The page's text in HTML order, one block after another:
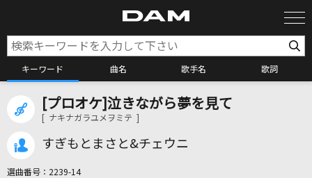
キーワード 曲名 歌手名 歌詞
カラオケ検索
[プロオケ]泣きながら夢を見て
[ ナキナガラユメヲミテ ]
すぎもとまさと&チェウニ
選曲番号： 2239-14